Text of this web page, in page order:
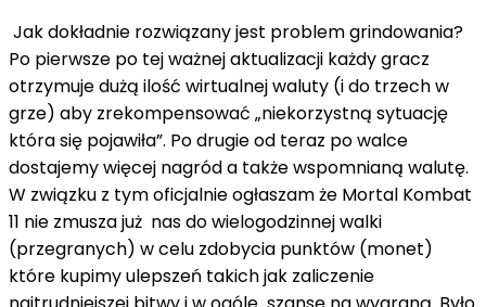
Jak dokładnie rozwiązany jest problem grindowania?
Po pierwsze po tej ważnej aktualizacji każdy gracz
otrzymuje dużą ilość wirtualnej waluty (i do trzech w
grze) aby zrekompensować „niekorzystną sytuację
która się pojawiła”. Po drugie od teraz po walce
dostajemy więcej nagród a także wspomnianą walutę.
W związku z tym oficjalnie ogłaszam że Mortal Kombat
11 nie zmusza już nas do wielogodzinnej walki
(przegranych) w celu zdobycia punktów (monet)
które kupimy ulepszeń takich jak zaliczenie